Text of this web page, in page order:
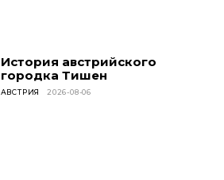
История австрийского
городка Тишен
АВСТРИЯ 2026-08-06